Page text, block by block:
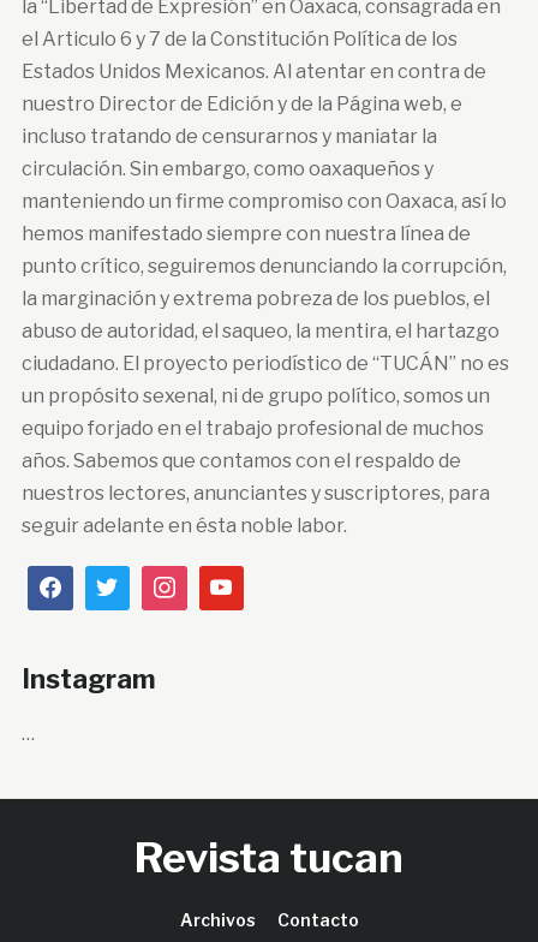
la “Libertad de Expresión” en Oaxaca, consagrada en
el Articulo 6 y 7 de la Constitución Política de los
Estados Unidos Mexicanos. Al atentar en contra de
nuestro Director de Edición y de la Página web, e
incluso tratando de censurarnos y maniatar la
circulación. Sin embargo, como oaxaqueños y
manteniendo un firme compromiso con Oaxaca, así lo
hemos manifestado siempre con nuestra línea de
punto crítico, seguiremos denunciando la corrupción,
la marginación y extrema pobreza de los pueblos, el
abuso de autoridad, el saqueo, la mentira, el hartazgo
ciudadano. El proyecto periodístico de “TUCÁN” no es
un propósito sexenal, ni de grupo político, somos un
equipo forjado en el trabajo profesional de muchos
años. Sabemos que contamos con el respaldo de
nuestros lectores, anunciantes y suscriptores, para
seguir adelante en ésta noble labor.
Instagram
…
Revista tucan
Archivos Contacto